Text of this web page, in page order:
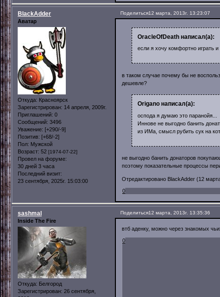
Поделиться12 марта, 2013г. 13:23:07
BlackAdder
Аватар
Откуда: Красноярск
Зарегистрирован: 14 апреля, 2009г.
Приглашений: 0
Сообщений: 3496
Уважение: [+290/-9]
Позитив: [+68/-2]
Пол: Мужской
Возраст: 52 [1974-07-22]
Провел на форуме:
30 дней 3 часа
Последний визит:
23 сентября, 2025г. 15:03:00
OracleOfDeath написал(а):
если я хочу комфортно играть
в таком случае почему бы не
дешевле?
Origano написал(а):
оспода я думаю это паранойя...
Иннове не выгодно банить
из ИМа, смысл рубить сук на
не выгодно банить донаторов
поэтому показательные процессы
Отредактировано BlackAdder (12
0
Поделиться12 марта, 2013г. 13:35:36
sashmal
Inside The Fire
Откуда: Белгород
Зарегистрирован: 26 сентября,
втб аденку, можно через знакомых
0